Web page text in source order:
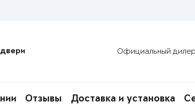
Официальный
Отзывы Доставка и установка